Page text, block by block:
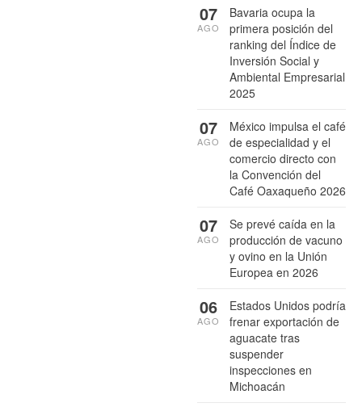
Bavaria ocupa la
primera posición del
ranking del Índice de
Inversión Social y
Ambiental Empresarial
2025
07
AGO
México impulsa el café
de especialidad y el
comercio directo con
la Convención del
Café Oaxaqueño 2026
07
AGO
Se prevé caída en la
producción de vacuno
y ovino en la Unión
Europea en 2026
07
AGO
Estados Unidos podría
frenar exportación de
aguacate tras
suspender
inspecciones en
Michoacán
06
AGO